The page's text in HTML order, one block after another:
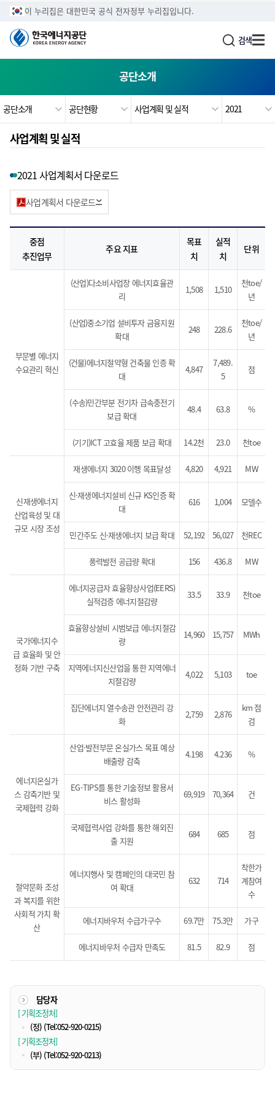
주메뉴로 가기
본문으로 가기
하단으로 가기
이 누리집은 대한민국 공식 전자정부 누리집입니다.
검색
공단소개
공단소개 공단현황 사업계획 및 실적 2021
사업계획 및 실적
2021 사업계획서 다운로드
사업계획서 다운로드
중점
추진업무
주요 지표
목표
치
실적
치
단위
부문별 에너지
수요관리 혁신
(산업)다소비사업장 에너지효율관
리
1,508 1,510
천toe/
년
(산업)중소기업 설비투자 금융지원
확대
248 228.6
천toe/
년
(건물)에너지절약형 건축물 인증 확
대
4,847
7,489.
5
점
(수송)민간부분 전기차 급속충전기
보급 확대
48.4 63.8 %
(기기)ICT 고효율 제품 보급 확대 14.2천 23.0 천toe
신재생에너지
산업육성 및 대
규모 시장 조성
재생에너지 3020 이행 목표달성 4,820 4,921 MW
신·재생에너지설비 신규 KS인증 확
대
616 1,004 모델수
민간주도 신·재생에너지 보급 확대 52,192 56,027 천REC
풍력발전 공급량 확대 156 436.8 MW
국가에너지수
급 효율화 및 안
정화 기반 구축
에너지공급자 효율향상사업(EERS)
실적검증 에너지절감량
33.5 33.9 천toe
효율향상설비 시범보급 에너지절감
량
14,960 15,757 MWh
지역에너지신산업을 통한 지역에너
지절감량
4,022 5,103 toe
집단에너지 열수송관 안전관리 강
화
2,759 2,876
km 점
검
에너지온실가
스 감축기반 및
국제협력 강화
산업·발전부문 온실가스 목표 예상
배출량 감축
4.198 4.236 %
EG-TIPS를 통한 기술정보 활용서
비스 활성화
69,919 70,364 건
국제협력사업 강화를 통한 해외진
출 지원
684 685 점
절약문화 조성
과 복지를 위한
사회적 가치 확
산
에너지행사 및 캠페인의 대국민 참
여 확대
632 714
착한가
계참여
수
에너지바우처 수급가구수 69.7만 75.3만 가구
에너지바우처 수급자 만족도 81.5 82.9 점
담당자
[ 기획조정처]
(정) (Tel:052-920-0215)
[ 기획조정처]
(부) (Tel:052-920-0213)